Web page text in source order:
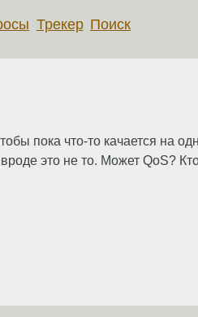
Трекер Поиск
пока что-то качается на
это не то. Может QoS?